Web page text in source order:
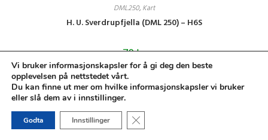
DML250, Kart
H. U. Sverdrupfjella (DML 250) – H6S
79kr
Legg i handlekurv
1 2
Vi bruker informasjonskapsler for å gi deg den beste
opplevelsen på nettstedet vårt.
Du kan finne ut mer om hvilke informasjonskapsler vi bruker
eller slå dem av i innstillinger.
Godta Innstillinger Lukk GDPR Infokapsel-banner